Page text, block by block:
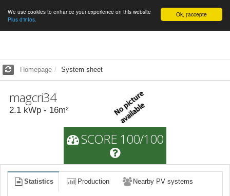
English Ok, j'accepte
We use cookies to enhance your experience on this website
Plus d'infos.
Homepage System sheet
magcri34
2.1 kWp - 16m²
SCORE 100/100
Statistics Production Nearby PV systems